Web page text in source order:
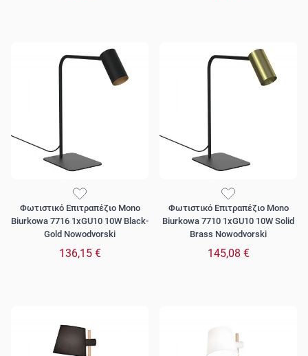
Φωτιστικό Επιτραπέζιο Mono
Biurkowa 7716 1xGU10 10W Black-
Gold Nowodvorski
136,15 €
Φωτιστικό Επιτραπέζιο Mono
Biurkowa 7710 1xGU10 10W Solid
Brass Nowodvorski
145,08 €